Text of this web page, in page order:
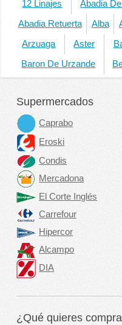
12 Linajes Abadia
Abadia Retuerta Alba
Arzuaga Aster
Baron De Urzande
Supermercados
Caprabo
Eroski
Condis
Mercadona
El Corte Inglés
Carrefour
Hipercor
Alcampo
DIA
¿Qué quieres